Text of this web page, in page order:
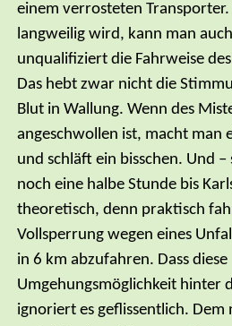
einem verrosteten Transporter.
langweilig wird, kann man
unqualifiziert die Fahrweise
Das hebt zwar nicht die
Blut in Wallung. Wenn des
angeschwollen ist, macht man
und schläft ein bisschen. Und
noch eine halbe Stunde bis
theoretisch, denn praktisch
Vollsperrung wegen eines
in 6 km abzufahren. Dass diese
Umgehungsmöglichkeit hinter
ignoriert es geflissentlich. Dem